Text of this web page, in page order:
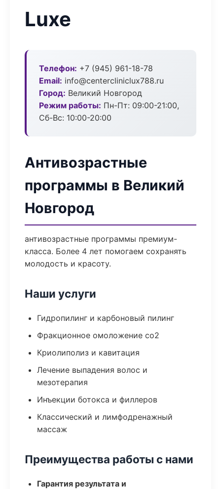
Luxe
Телефон: +7 (945) 961-18-78
Email: info@centercliniclux788.ru
Город: Великий Новгород
Режим работы: Пн-Пт: 09:00-21:00,
Сб-Вс: 10:00-20:00
Антивозрастные
программы в Великий
Новгород
антивозрастные программы премиум-
класса. Более 4 лет помогаем сохранять
молодость и красоту.
Наши услуги
Гидропилинг и карбоновый пилинг
Фракционное омоложение co2
Криолиполиз и кавитация
Лечение выпадения волос и
мезотерапия
Инъекции ботокса и филлеров
Классический и лимфодренажный
массаж
Преимущества работы с нами
Гарантия результата и